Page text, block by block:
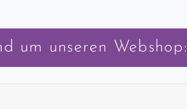
um unseren Webshop: